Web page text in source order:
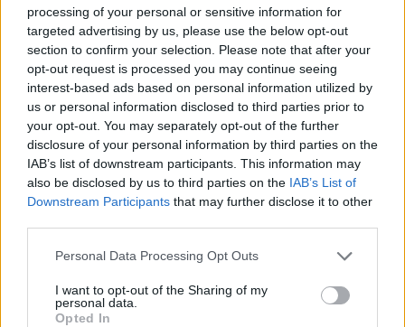
processing of your personal or sensitive information for
targeted advertising by us, please use the below opt-out
section to confirm your selection. Please note that after your
opt-out request is processed you may continue seeing
interest-based ads based on personal information utilized by
us or personal information disclosed to third parties prior to
your opt-out. You may separately opt-out of the further
disclosure of your personal information by third parties on the
IAB’s list of downstream participants. This information may
also be disclosed by us to third parties on the IAB’s List of
Downstream Participants that may further disclose it to other
Personal Data Processing Opt Outs
I want to opt-out of the Sharing of my
personal data.
Opted In
Ibizaloe - Centros Turísticos Culturales, S.L.
Coordenadas geográficas:
Latitud: 38.97375, longitud: 1.3381645